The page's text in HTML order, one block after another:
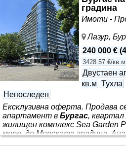
градина
Имоти -
Лазур,
240 000 € (
3428.57 €/кв.м
Двустаен
кв.м Тухла
Непоследен
Ексклузивна оферта. Продава
апартамент в Бургас, квартал
жилищен комплекс Sea Garden
море, до Морската градина.